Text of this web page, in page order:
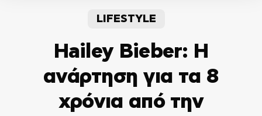
LIFESTYLE
Hailey Bieber: Η
ανάρτηση για τα 8
χρόνια από την